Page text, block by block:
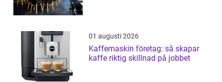
01 augusti 2026
Kaffemaskin företag: så skapar
kaffe riktig skillnad på jobbet